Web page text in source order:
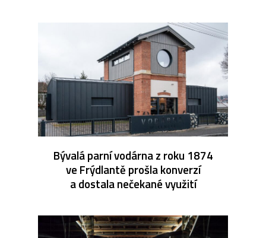
Bývalá parní vodárna z roku 1874
ve Frýdlantě prošla konverzí
a dostala nečekané využití